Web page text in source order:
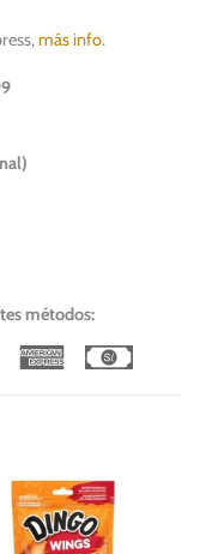
más info.
métodos:
Dinners
American